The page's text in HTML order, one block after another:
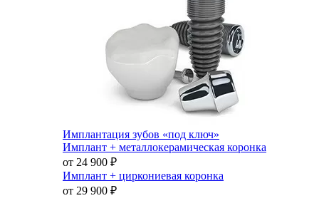
Имплантация зубов «под ключ»
Имплант + металлокерамическая коронка
от 24 900 ₽
Имплант + циркониевая коронка
от 29 900 ₽